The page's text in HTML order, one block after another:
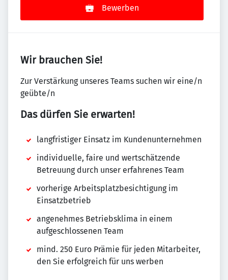
Bewerben
Wir brauchen Sie!
Zur Verstärkung unseres Teams suchen wir eine/n
geübte/n
Das dürfen Sie erwarten!
langfristiger Einsatz im Kundenunternehmen
individuelle, faire und wertschätzende
Betreuung durch unser erfahrenes Team
vorherige Arbeitsplatzbesichtigung im
Einsatzbetrieb
angenehmes Betriebsklima in einem
aufgeschlossenen Team
mind. 250 Euro Prämie für jeden Mitarbeiter,
den Sie erfolgreich für uns werben